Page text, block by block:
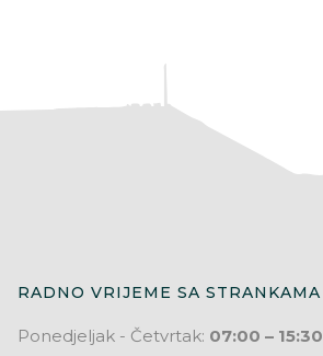
RADNO VRIJEME SA STRANKAMA
Ponedjeljak - Četvrtak: 07:00 – 15:30